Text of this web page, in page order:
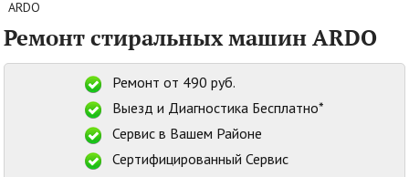
ARDO
Ремонт стиральных машин ARDO
Ремонт от 490 руб.
Выезд и Диагностика Бесплатно*
Сервис в Вашем Районе
Сертифицированный Сервис